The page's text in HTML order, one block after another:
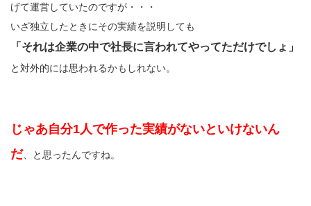
げて運営していたのですが・・・
いざ独立したときにその実績を説明しても
「それは企業の中で社長に言われてやってただけでしょ」
と対外的には思われるかもしれない。
じゃあ自分1人で作った実績がないといけないん
だ 、と思ったんですね。